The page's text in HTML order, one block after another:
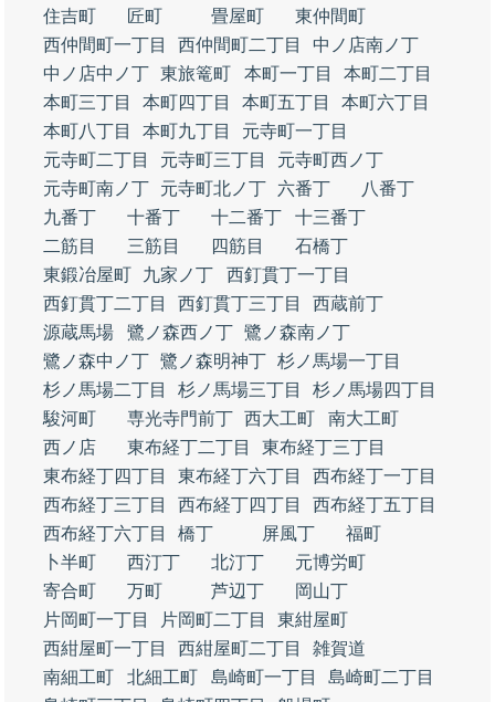
住吉町
匠町 畳屋町
東仲間町
西仲間町一丁目
西仲間町二丁目
中ノ店南ノ丁
中ノ店中ノ丁 東旅篭町 本町一丁目
本町二丁目
本町三丁目
本町四丁目 本町五丁目
本町六丁目
本町八丁目
本町九丁目
元寺町一丁目
元寺町二丁目
元寺町三丁目
元寺町西ノ丁
元寺町南ノ丁
元寺町北ノ丁 六番丁
八番丁
九番丁
十番丁 十二番丁
十三番丁
二筋目
三筋目 四筋目
石橋丁
東鍛冶屋町
九家ノ丁
西釘貫丁一丁目
西釘貫丁二丁目
西釘貫丁三丁目
西蔵前丁
源蔵馬場
鷺ノ森西ノ丁 鷺ノ森南ノ丁
鷺ノ森中ノ丁 鷺ノ森明神丁 杉ノ馬場一丁目
杉ノ馬場二丁目
杉ノ馬場三丁目
杉ノ馬場四丁目
駿河町
専光寺門前丁 西大工町
南大工町
西ノ店
東布経丁二丁目
東布経丁三丁目
東布経丁四丁目
東布経丁六丁目
西布経丁一丁目
西布経丁三丁目
西布経丁四丁目
西布経丁五丁目
西布経丁六丁目
橋丁 屏風丁
福町
卜半町
西汀丁 北汀丁
元博労町
寄合町
万町 芦辺丁
岡山丁
片岡町一丁目
片岡町二丁目
東紺屋町
西紺屋町一丁目
西紺屋町二丁目
雑賀道
南細工町
北細工町 島崎町一丁目
島崎町二丁目